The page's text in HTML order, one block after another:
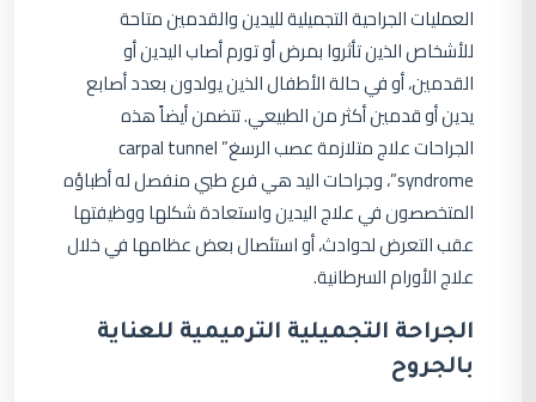
العمليات الجراحية التجميلية لليدين والقدمين متاحة
للأشخاص الذين تأثروا بمرض أو تورم أصاب اليدين أو
القدمين، أو في حالة الأطفال الذين يولدون بعدد أصابع
يدين أو قدمين أكثر من الطبيعي. تتضمن أيضاً هذه
الجراحات علاج متلازمة عصب الرسغ” carpal tunnel
syndrome”، وجراحات اليد هي فرع طبي منفصل له أطباؤه
المتخصصون في علاج اليدين واستعادة شكلها ووظيفتها
عقب التعرض لحوادث، أو استئصال بعض عظامها في خلال
علاج الأورام السرطانية.
الجراحة التجميلية الترميمية للعناية
بالجروح